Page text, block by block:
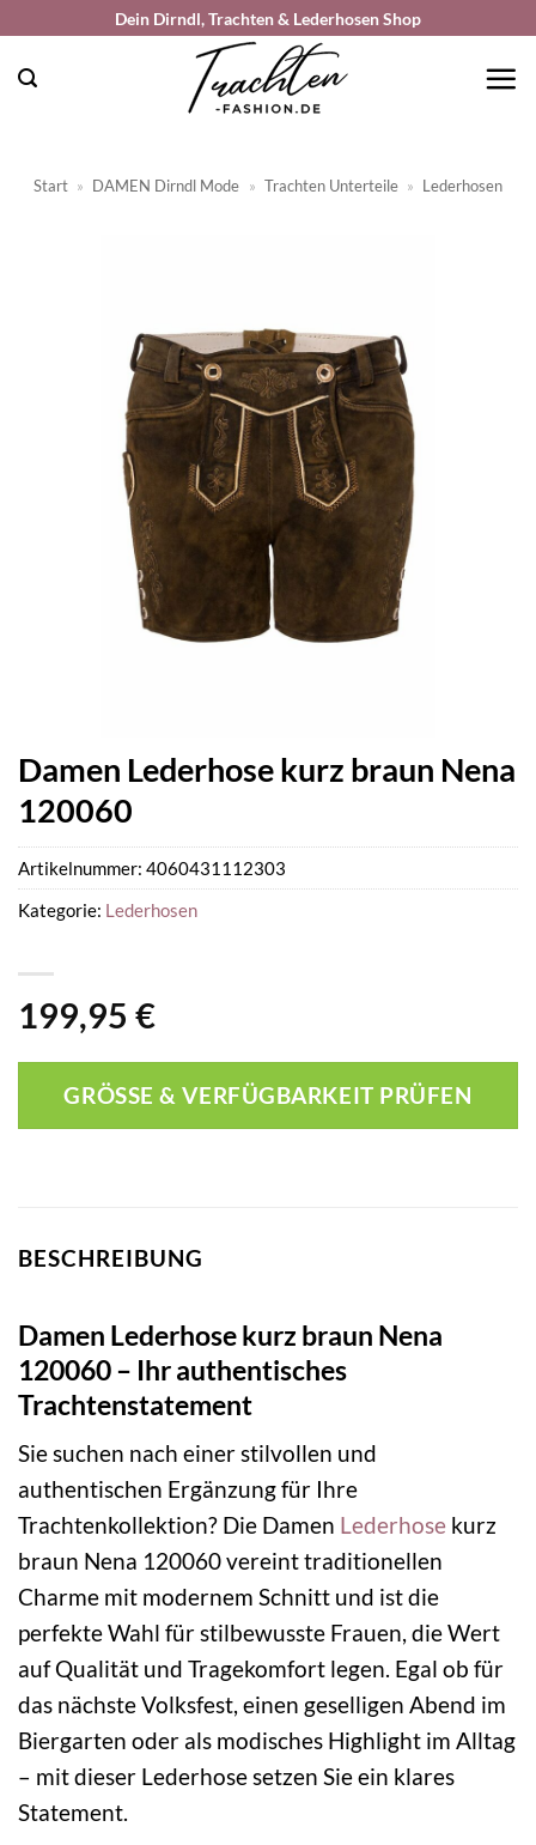
springen
Dein Dirndl, Trachten & Lederhosen Shop
Start » DAMEN Dirndl Mode » Trachten Unterteile » Lederhosen
Damen Lederhose kurz braun Nena
120060
199,95 €
GRÖSSE & VERFÜGBARKEIT PRÜFEN
Artikelnummer: 4060431112303
Kategorie: Lederhosen
BESCHREIBUNG
Damen Lederhose kurz braun Nena
120060 – Ihr authentisches
Trachtenstatement
Sie suchen nach einer stilvollen und
authentischen Ergänzung für Ihre
Trachtenkollektion? Die Damen Lederhose kurz
braun Nena 120060 vereint traditionellen
Charme mit modernem Schnitt und ist die
perfekte Wahl für stilbewusste Frauen, die Wert
auf Qualität und Tragekomfort legen. Egal ob für
das nächste Volksfest, einen geselligen Abend im
Biergarten oder als modisches Highlight im Alltag
– mit dieser Lederhose setzen Sie ein klares
Statement.